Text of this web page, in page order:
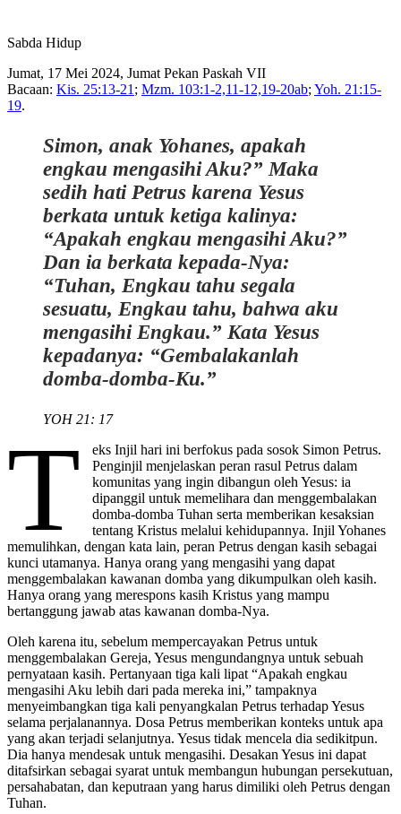
Sabda Hidup
Jumat, 17 Mei 2024, Jumat Pekan Paskah VII
Bacaan: Kis. 25:13-21 ; Mzm. 103:1-2,11-12,19-20ab; Yoh. 21:15-
19.
Simon, anak Yohanes, apakah
engkau mengasihi Aku?” Maka
sedih hati Petrus karena Yesus
berkata untuk ketiga kalinya:
“Apakah engkau mengasihi Aku?”
Dan ia berkata kepada-Nya:
“Tuhan, Engkau tahu segala
sesuatu, Engkau tahu, bahwa aku
mengasihi Engkau.” Kata Yesus
kepadanya: “Gembalakanlah
domba-domba-Ku.”
YOH 21: 17
T
eks Injil hari ini berfokus pada sosok Simon Petrus.
Penginjil menjelaskan peran rasul Petrus dalam
komunitas yang ingin dibangun oleh Yesus: ia
dipanggil untuk memelihara dan menggembalakan
domba-domba Tuhan serta memberikan kesaksian
tentang Kristus melalui kehidupannya. Injil Yohanes
memulihkan, dengan kata lain, peran Petrus dengan kasih sebagai
kunci utamanya. Hanya orang yang mengasihi yang dapat
menggembalakan kawanan domba yang dikumpulkan oleh kasih.
Hanya orang yang merespons kasih Kristus yang mampu
bertanggung jawab atas kawanan domba-Nya.
Oleh karena itu, sebelum mempercayakan Petrus untuk
menggembalakan Gereja, Yesus mengundangnya untuk sebuah
pernyataan kasih. Pertanyaan tiga kali lipat “Apakah engkau
mengasihi Aku lebih dari pada mereka ini,” tampaknya
menyeimbangkan tiga kali penyangkalan Petrus terhadap Yesus
selama perjalanannya. Dosa Petrus memberikan konteks untuk apa
yang akan terjadi selanjutnya. Yesus tidak mencela dia sedikitpun.
Dia hanya mendesak untuk mengasihi. Desakan Yesus ini dapat
ditafsirkan sebagai syarat untuk membangun hubungan persekutuan,
persahabatan, dan keputraan yang harus dimiliki oleh Petrus dengan
Tuhan.